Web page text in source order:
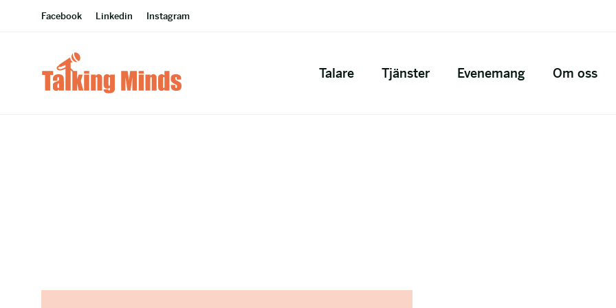
Facebook Linkedin Instagram
Talare Tjänster Evenemang Om oss